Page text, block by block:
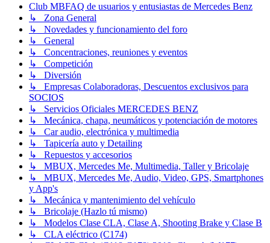
Club MBFAQ de usuarios y entusiastas de Mercedes Benz
↳ Zona General
↳ Novedades y funcionamiento del foro
↳ General
↳ Concentraciones, reuniones y eventos
↳ Competición
↳ Diversión
↳ Empresas Colaboradoras, Descuentos exclusivos para
SOCIOS
↳ Servicios Oficiales MERCEDES BENZ
↳ Mecánica, chapa, neumáticos y potenciación de motores
↳ Car audio, electrónica y multimedia
↳ Tapicería auto y Detailing
↳ Repuestos y accesorios
↳ MBUX, Mercedes Me, Multimedia, Taller y Bricolaje
↳ MBUX, Mercedes Me, Audio, Video, GPS, Smartphones
y App's
↳ Mecánica y mantenimiento del vehículo
↳ Bricolaje (Hazlo tú mismo)
↳ Modelos Clase CLA, Clase A, Shooting Brake y Clase B
↳ CLA eléctrico (C174)